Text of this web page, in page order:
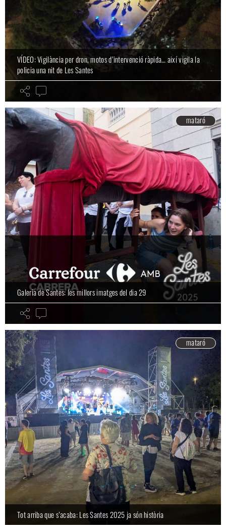
VÍDEO: Vigilància per dron, motos d’intervenció ràpida… així vigila la
policia una nit de Les Santes
mataró
Galeria de Santes: les millors imatges del dia 29
mataró
Tot arriba que s’acaba: Les Santes 2025 ja són història